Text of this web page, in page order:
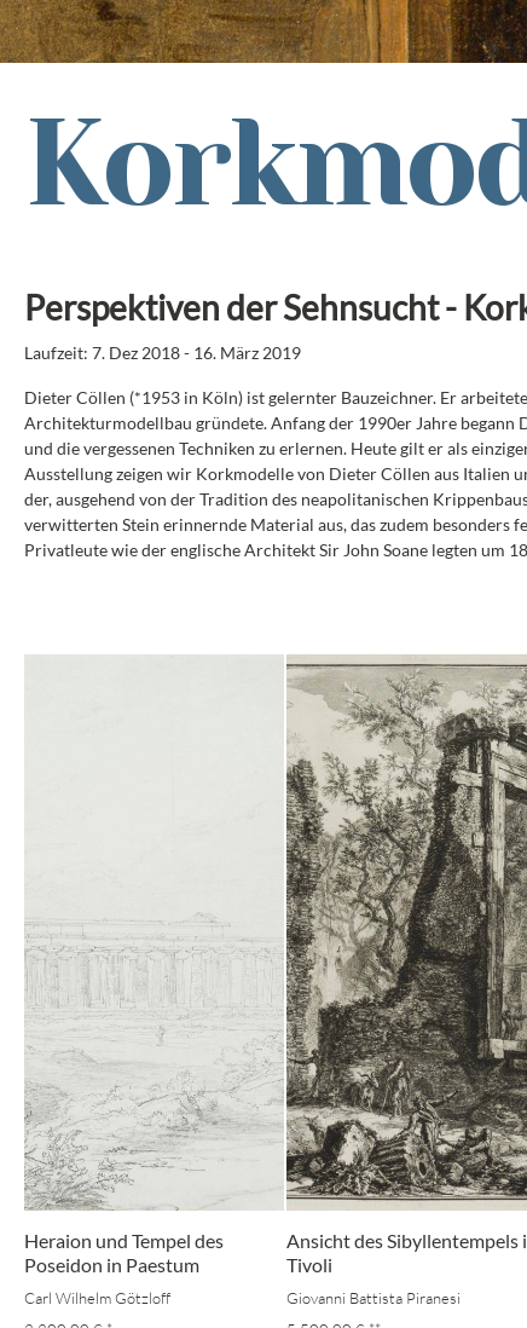
Perspektiven der Sehnsucht -
Laufzeit: 7. Dez 2018 - 16. März 2019
Dieter Cöllen (*1953 in Köln) ist gelernter Bauzeichner. Er
Architekturmodellbau gründete. Anfang der 1990er Jahre begann
und die vergessenen Techniken zu erlernen. Heute gilt er als
Ausstellung zeigen wir Korkmodelle von Dieter Cöllen aus Italien
der, ausgehend von der Tradition des neapolitanischen
verwitterten Stein erinnernde Material aus, das zudem besonders
Privatleute wie der englische Architekt Sir John Soane legten um
Heraion und Tempel des
Poseidon in Paestum
Carl Wilhelm Götzloff
Ansicht des Sibyllentempels
Tivoli
Giovanni Battista Piranesi